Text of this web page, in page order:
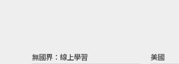
無國界：線上學習
美國